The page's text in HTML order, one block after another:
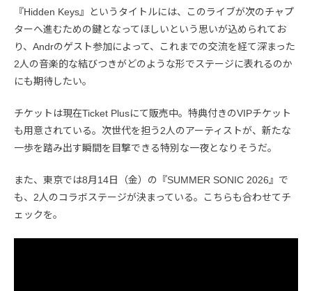
『Hidden Keys』というタイトルには、このライブが次のチャプ
ターへ進むための鍵となってほしいという思いが込められてお
り、Andrのゲスト参加によって、これまでの交流を経て深まった
2人の音楽的な結びつきがどのような形でステージに表れるのか
にも期待したい。
チケットは現在Ticket Plusにて販売中。特典付きのVIPチケット
も用意されている。次世代を担う2人のアーティストが、新たな
一歩を踏み出す瞬間を目撃できる特別な一夜となりそうだ。
また、東京では8月14日（金）の『SUMMER SONIC 2026』で
も、2人のコラボステージが決まっている。こちらも合わせてチ
ェックを。